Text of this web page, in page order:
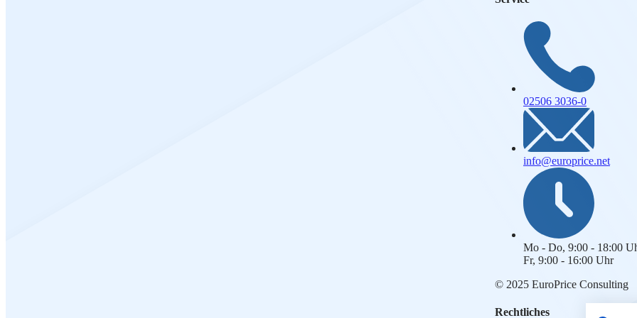
02506 3036-0
info@europrice.net
Mo - Do, 9:00 - 18:00
Fr, 9:00 - 16:00 Uhr
© 2025 EuroPrice Consulting
Rechtliches